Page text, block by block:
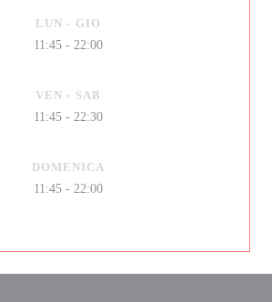
LUN - GIO
11:45 - 22:00
VEN - SAB
11:45 - 22:30
DOMENICA
11:45 - 22:00